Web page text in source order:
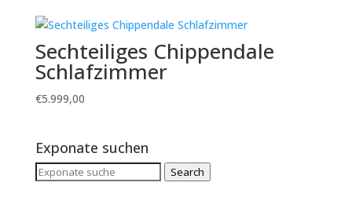
Sechteiliges Chippendale
Schlafzimmer
€5.999,00
Exponate suchen
Search
Search